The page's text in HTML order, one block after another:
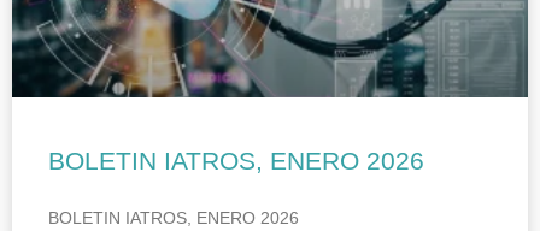
BOLETIN IATROS, ENERO 2026
BOLETIN IATROS, ENERO 2026